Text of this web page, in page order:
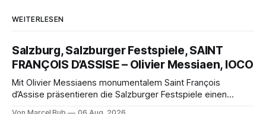
WEITERLESEN
Salzburg, Salzburger Festspiele, SAINT
FRANÇOIS D’ASSISE – Olivier Messiaen, IOCO
Mit Olivier Messiaens monumentalem Saint François
d’Assise präsentieren die Salzburger Festspiele einen